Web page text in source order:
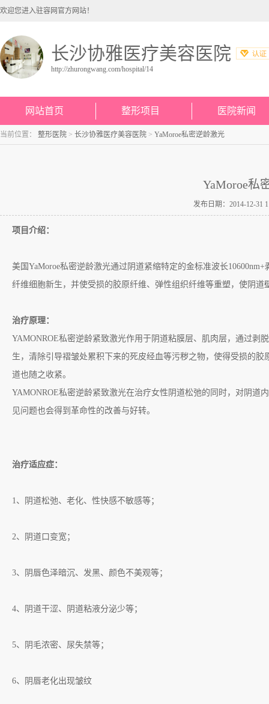
欢迎您进入驻容网官方网站！
长沙协雅医疗美容医院
http://zhurongwang.com/hospital/14
网站首页 整形项目 医院新闻
当前位置： 整形医院 > 长沙协雅医疗美容医院 > YaMoroe私密逆龄激光
YaMoroe私
发布日期：2014-12-31
项目介绍：
美国 YaMoroe私密逆龄激光通过阴道紧缩特定的金标准波长10600nm+
纤维细胞新生，并使受损的胶原纤维、弹性组织纤维等重塑，使阴
治疗原理：
YAMONROE私密逆龄紧致激光作用于阴道粘膜层、肌肉层，通过剥
生，清除引导褶皱处累积下来的死皮经血等污秽之物，使得受损的
道也随之收紧。
YAMONROE私密逆龄紧致激光在治疗女性阴道松弛的同时，对阴道
见问题也会得到革命性的改善与好转。
治疗适应症：
1、阴道松弛、老化、性快感不敏感等；
2、阴道口变宽；
3、阴唇色泽暗沉、发黑、颜色不美观等；
4、阴道干涩、阴道粘液分泌少等；
5、阴毛浓密、尿失禁等；
6、阴唇老化出现皱纹